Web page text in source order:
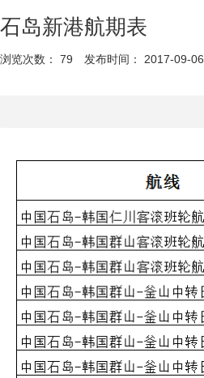
石岛新港航期表
浏览次数： 79 发布时间： 2017-09-06